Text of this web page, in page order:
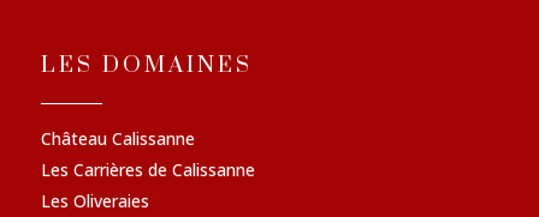
LES DOMAINES
Château Calissanne
Les Carrières de Calissanne
Les Oliveraies